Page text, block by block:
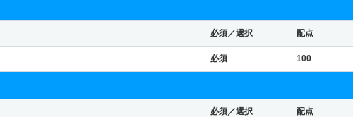
必須／選択 配点
必須 100
必須／選択 配点